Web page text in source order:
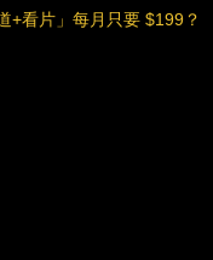
+看片」每月只要 $199？